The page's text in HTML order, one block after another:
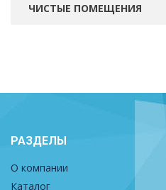
ЧИСТЫЕ ПОМЕЩЕНИЯ
РАЗДЕЛЫ
О компании
Каталог